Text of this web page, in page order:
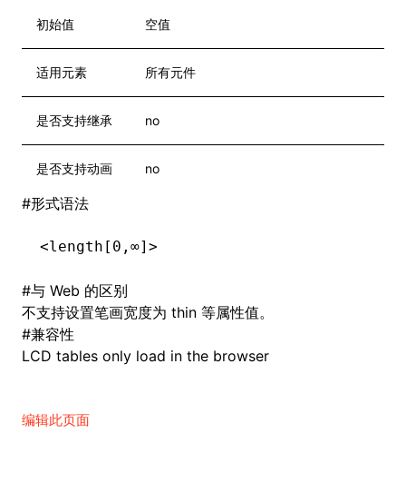
初始值 空值
适用元素 所有元件
是否支持继承 no
是否支持动画 no
#形式语法
<length[0,∞]>
#与 Web 的区别
不支持设置笔画宽度为 thin 等属性值。
#兼容性
LCD tables only load in the browser
编辑此页面